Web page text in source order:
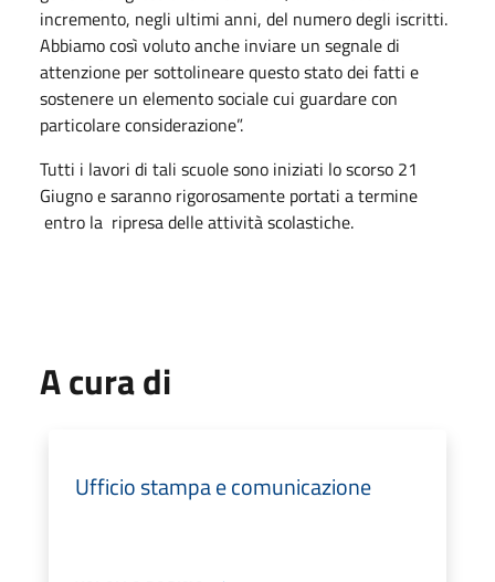
incremento, negli ultimi anni, del numero degli iscritti.
Abbiamo così voluto anche inviare un segnale di
attenzione per sottolineare questo stato dei fatti e
sostenere un elemento sociale cui guardare con
particolare considerazione”.
Tutti i lavori di tali scuole sono iniziati lo scorso 21
Giugno e saranno rigorosamente portati a termine
entro la ripresa delle attività scolastiche.
A cura di
Ufficio stampa e comunicazione